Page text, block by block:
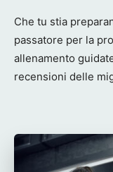
Che tu stia
passatore per la
allenamento
recensioni delle